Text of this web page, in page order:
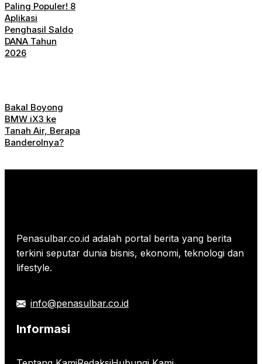
Paling Populer! 8
Aplikasi
Penghasil Saldo
DANA Tahun
2026
Bakal Boyong
BMW iX3 ke
Tanah Air, Berapa
Banderolnya?
Penasulbar.co.id adalah portal berita yang berita
terkini seputar dunia bisnis, ekonomi, teknologi dan
lifestyle.
info@penasulbar.co.id
Informasi